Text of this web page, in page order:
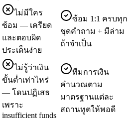
ไม่มีใคร
ซ้อม — เครียด
และตอบผิด
ประเด็นง่าย
ซ้อม 1:1 ครบทุก
ชุดคำถาม + มีล่าม
ถ้าจำเป็น
ไม่รู้ว่าเงิน
ขั้นต่ำเท่าไหร่
— โดนปฏิเสธ
เพราะ
insufficient funds
ทีมการเงิน
คำนวณตาม
มาตรฐานแต่ละ
สถานทูตให้พอดี